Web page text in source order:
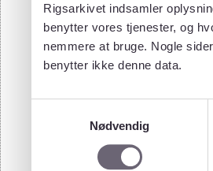
Rigsarkivet indsamler
benytter vores tjenester, og
nemmere at bruge. Nogle
benytter ikke denne data.
Nødvendig
86
87
88
89